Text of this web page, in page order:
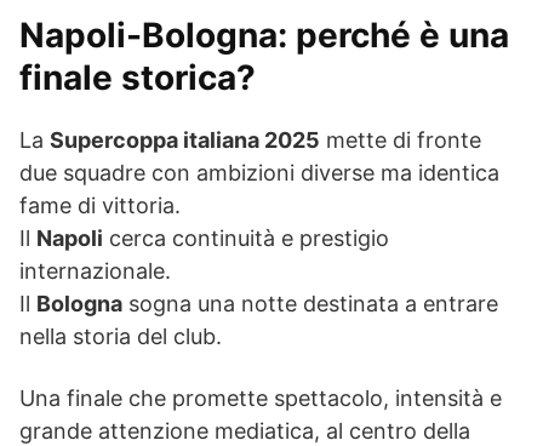
Napoli-Bologna: perché è una
finale storica?
La Supercoppa italiana 2025 mette di fronte
due squadre con ambizioni diverse ma identica
fame di vittoria.
Il Napoli cerca continuità e prestigio
internazionale.
Il Bologna sogna una notte destinata a entrare
nella storia del club.
Una finale che promette spettacolo, intensità e
grande attenzione mediatica, al centro della